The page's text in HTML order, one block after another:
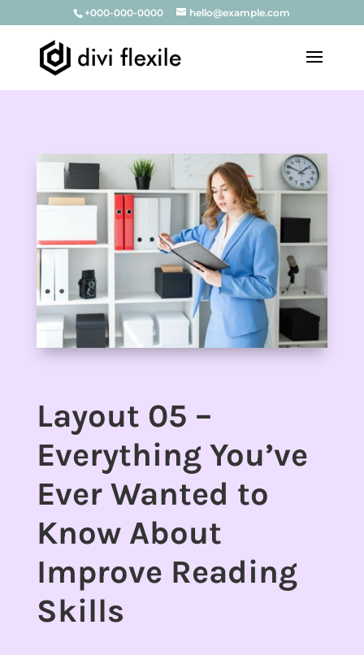
+000-000-0000 hello@example.com
Layout 05 –
Everything You’ve
Ever Wanted to
Know About
Improve Reading
Skills